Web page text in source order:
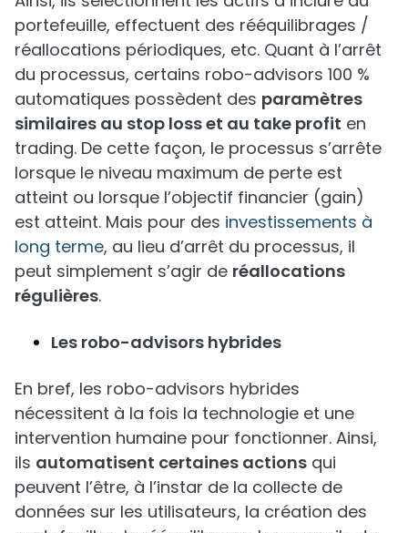
portefeuille, effectuent des rééquilibrages /
réallocations périodiques, etc. Quant à l’arrêt
du processus, certains robo-advisors 100 %
automatiques possèdent des paramètres
similaires au stop loss et au take profit en
trading. De cette façon, le processus s’arrête
lorsque le niveau maximum de perte est
atteint ou lorsque l’objectif financier (gain)
est atteint. Mais pour des investissements à
long terme, au lieu d’arrêt du processus, il
peut simplement s’agir de réallocations
régulières.
Les robo-advisors hybrides
En bref, les robo-advisors hybrides
nécessitent à la fois la technologie et une
intervention humaine pour fonctionner. Ainsi,
ils automatisent certaines actions qui
peuvent l’être, à l’instar de la collecte de
données sur les utilisateurs, la création des